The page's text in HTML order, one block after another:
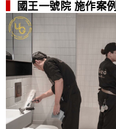
國王一號院 施作案例